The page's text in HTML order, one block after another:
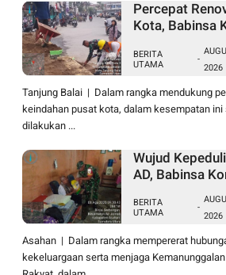
Percepat
Kota, Babinsa
0208/Asahan
Warga dan DLH
Tanjungbalai
Gotong
BERITA
UTAMA
-
2026
Tanjung Balai | Dalam rangka mendukung
keindahan pusat kota, dalam kesempatan ini
dilakukan ...
Wujud
AD, Babinsa
0208/Asahan
Anjangsana dan
Serahkan
Kasih Kepada
BERITA
UTAMA
-
2026
Asahan | Dalam rangka mempererat
kekeluargaan serta menjaga